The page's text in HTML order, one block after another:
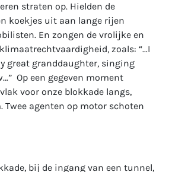
straten op. Hielden de
koekjes uit aan lange rijen
En zongen de vrolijke en
zoals: “…I
great granddaughter, singing
Op een gegeven moment
voor onze blokkade langs,
Twee agenten op motor schoten
bij de ingang van een tunnel,